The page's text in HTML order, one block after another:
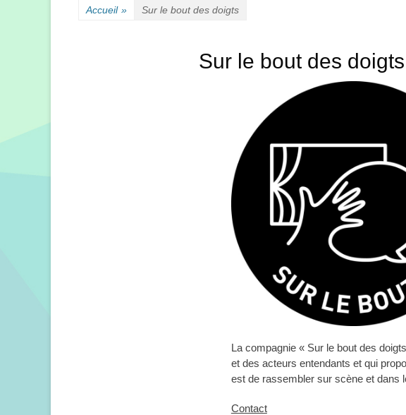
Accueil » Sur le bout des doigts
Sur le bout des doigts
La compagnie « Sur le bout des
et des acteurs entendants et qui
est de rassembler sur scène et dans
Contact